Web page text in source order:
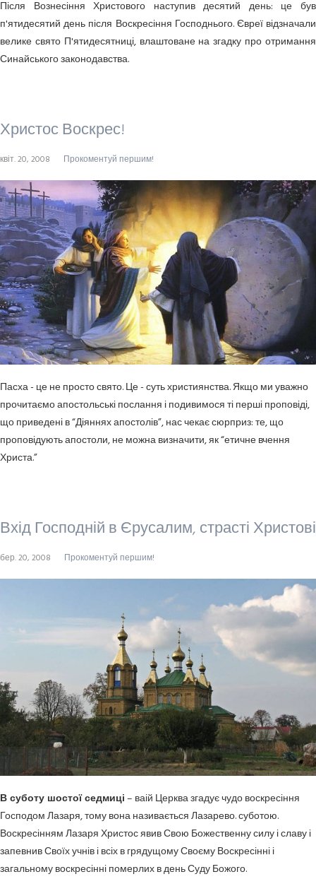
Після Вознесіння Христового наступив десятий день: це був
п'ятидесятий день після Воскресіння Господнього. Євреї відзначали
велике свято П'ятидесятниці, влаштоване на згадку про отримання
Синайського законодавства.
Христос Воскрес!
квіт. 20, 2008 Прокоментуй першим!
Пасха - це не просто свято. Це - суть християнства. Якщо ми уважно
прочитаємо апостольські послання і подивимося ті перші проповіді,
що приведені в “Діяннях апостолів”, нас чекає сюрприз: те, що
проповідують апостоли, не можна визначити, як “етичне вчення
Христа.”
Вхід Господній в Єрусалим, страсті Христові
бер. 20, 2008 Прокоментуй першим!
В суботу шостої седмиці– ваій Церква згадує чудо воскре­сіння
Господом Лазаря, тому вона називається Лазарево. суботою.
Воскресінням Лазаря Христос явив Свою Божестве­нну силу і славу і
запевнив Своїх учнів і всіх в грядущому Своєму Воскресінні і
загально­му воскресінні померлих в день Суду Божого.